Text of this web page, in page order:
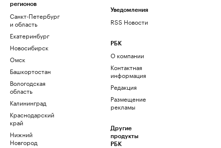
регионов
Санкт-Петербург
и область
Екатеринбург
Новосибирск
Омск
Башкортостан
Вологодская
область
Калининград
Краснодарский
край
Нижний
Новгород
Уведомления
RSS Новости
РБК
О компании
Контактная
информация
Редакция
Размещение
рекламы
Другие
продукты
РБК